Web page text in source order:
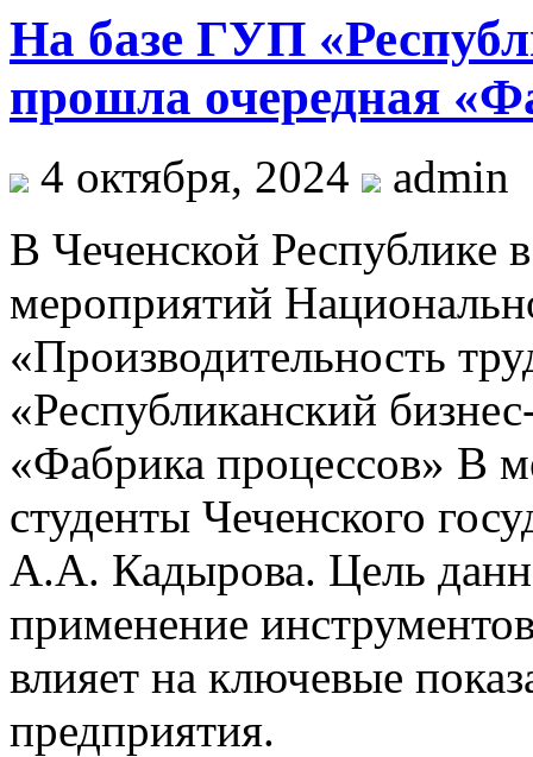
На базе ГУП
прошла очередная
4 октября, 2024
admin
В Чеченской Республике
мероприятий
«Производительность
«Республиканский
«Фабрика процессов» В
студенты Чеченского
А.А. Кадырова. Цель
применение
влияет на ключевые
предприятия.